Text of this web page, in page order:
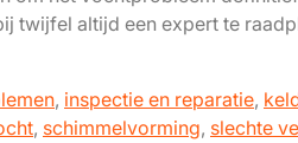
twijfel altijd een expert te
, inspectie en reparatie,
, schimmelvorming, slechte